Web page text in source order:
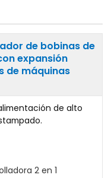
de bobinas de
expansión
de máquinas
de alto
2 en 1